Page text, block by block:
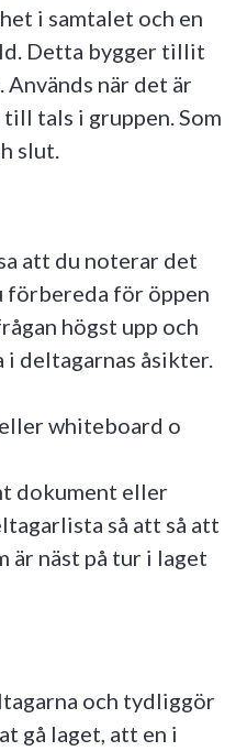
i samtalet och en
Detta bygger tillit
när det är
tals i gruppen. Som
slut.
att du noterar det
förbereda för öppen
högst upp och
deltagarnas åsikter.
whiteboard o
dokument eller
så att så att
är näst på tur i laget
och tydliggör
gå laget, att en i